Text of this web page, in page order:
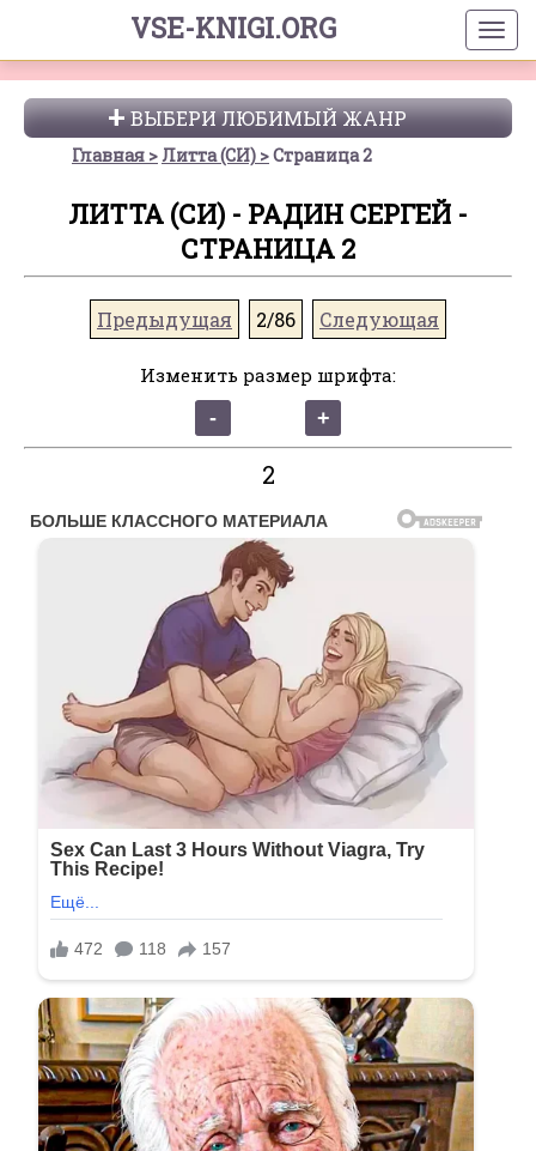
VSE-KNIGI.ORG
ВЫБЕРИ ЛЮБИМЫЙ ЖАНР
Главная Литта (СИ) Страница 2
ЛИТТА (СИ) - РАДИН СЕРГЕЙ -
СТРАНИЦА 2
Предыдущая 2/86 Следующая
Изменить размер шрифта:
2